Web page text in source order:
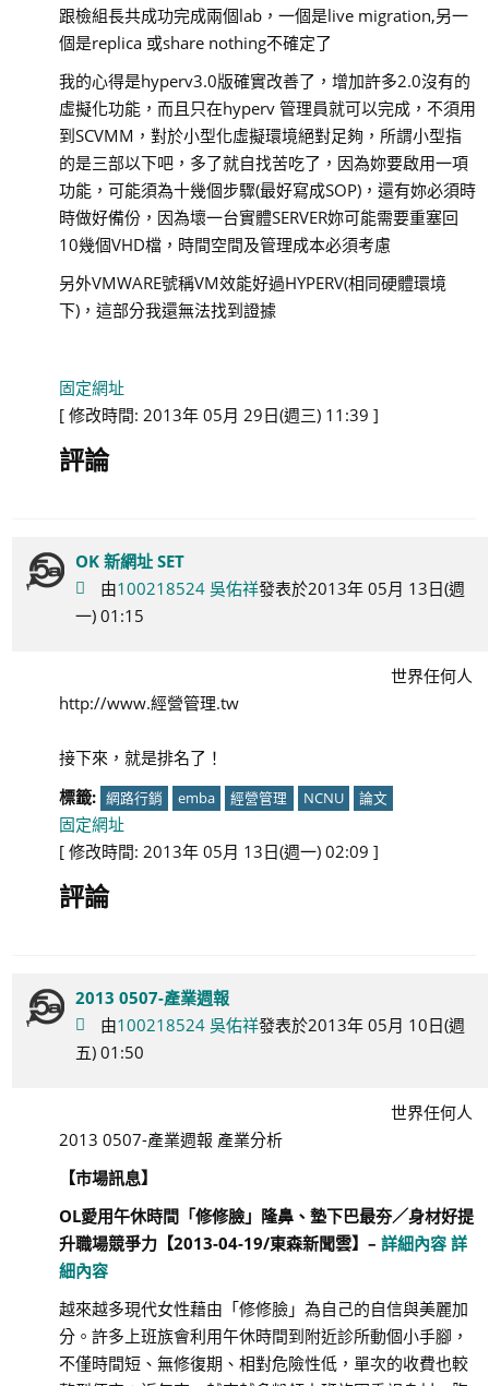
跟檢組長共成功完成兩個lab，一個是live migration,另一
個是replica 或share nothing不確定了
我的心得是hyperv3.0版確實改善了，增加許多2.0沒有的
虛擬化功能，而且只在hyperv 管理員就可以完成，不須用
到SCVMM，對於小型化虛擬環境絕對足夠，所謂小型指
的是三部以下吧，多了就自找苦吃了，因為妳要啟用一項
功能，可能須為十幾個步驟(最好寫成SOP)，還有妳必須時
時做好備份，因為壞一台實體SERVER妳可能需要重塞回
10幾個VHD檔，時間空間及管理成本必須考慮
另外VMWARE號稱VM效能好過HYPERV(相同硬體環境
下)，這部分我還無法找到證據
固定網址
[ 修改時間: 2013年 05月 29日(週三) 11:39 ]
評論
OK 新網址 SET
由100218524 吳佑祥發表於2013年 05月 13日(週
一) 01:15
世界任何人
http://www.經營管理.tw
接下來，就是排名了！
標籤: 網路行銷 emba 經營管理 NCNU 論文
固定網址
[ 修改時間: 2013年 05月 13日(週一) 02:09 ]
評論
2013 0507-產業週報
由100218524 吳佑祥發表於2013年 05月 10日(週
五) 01:50
世界任何人
2013 0507-產業週報 產業分析
【市場訊息】
OL愛用午休時間「修修臉」隆鼻、墊下巴最夯／身材好提
升職場競爭力【2013-04-19/東森新聞雲】 – 詳細內容 詳
細內容
越來越多現代女性藉由「修修臉」為自己的自信與美麗加
分。許多上班族會利用午休時間到附近診所動個小手腳，
不僅時間短、無修復期、相對危險性低，單次的收費也較